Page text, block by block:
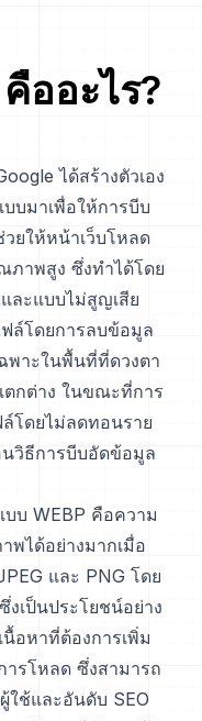
คืออะไร?
ได้สร้างตัวเอง
บมาเพื่อให้การบีบ
ยให้หน้าเว็บโหลด
าพสูง ซึ่งทำได้โดย
ละแบบไม่สูญเสีย
ล์โดยการลบข้อมูล
พาะในพื้นที่ที่ดวงตา
กต่าง ในขณะที่การ
โดยไม่ลดทอนราย
วิธีการบีบอัดข้อมูล
บ WEBP คือความ
พได้อย่างมากเมื่อ
และ PNG โดย
เป็นประโยชน์อย่าง
อหาที่ต้องการเพิ่ม
ารโหลด ซึ่งสามารถ
ใช้และอันดับ SEO